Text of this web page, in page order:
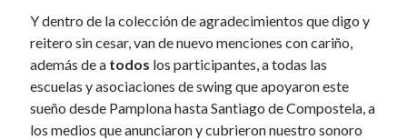
April 2012
March 2012
February 2012
January 2012
December 2011
November 2011
Y dentro de la colección de agradecimientos que digo y
reitero sin cesar, van de nuevo menciones con cariño,
además de a todos los participantes, a todas las
escuelas y asociaciones de swing que apoyaron este
sueño desde Pamplona hasta Santiago de Compostela, a
los medios que anunciaron y cubrieron nuestro sonoro